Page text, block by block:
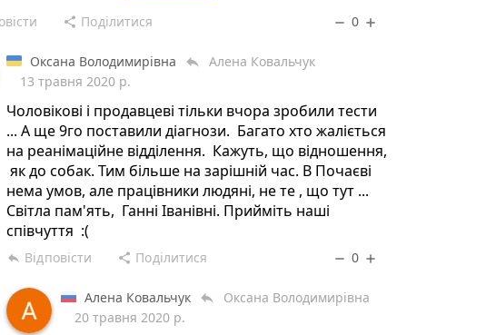
share Поділитися remove 0 add
Оксана Володимирівна reply
Алена Ковальчук
13 травня 2020 р.
Чоловікові і продавцеві тільки вчора зробили тести
... А ще 9го поставили діагнози. Багато хто жаліється
на реанімаційне відділення. Кажуть, що відношення,
як до собак. Тим більше на зарішній час. В Почаєві
нема умов, але працівники людяні, не те , що тут ...
Світла пам'ять, Ганні Іванівні. Прийміть наші
співчуття :(
reply Відповісти share Поділитися remove 0 add
Алена Ковальчук reply
Оксана Володимирівна
20 травня 2020 р.